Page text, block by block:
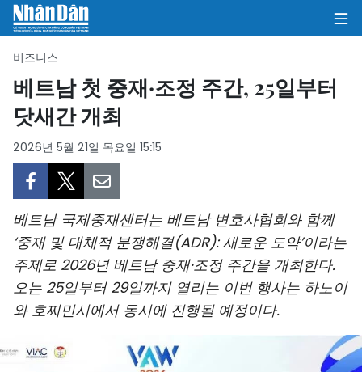
정치
비즈니스
사회
환경
문화
비즈니스
베트남 첫 중재·조정 주간, 25일부터
닷새간 개최
2026년 5월 21일 목요일 15:15
베트남 국제중재센터는 베트남 변호사협회와 함께
‘중재 및 대체적 분쟁해결(ADR): 새로운 도약’이라는
주제로 2026년 베트남 중재·조정 주간을 개최한다.
오는 25일부터 29일까지 열리는 이번 행사는 하노이
와 호찌민시에서 동시에 진행될 예정이다.